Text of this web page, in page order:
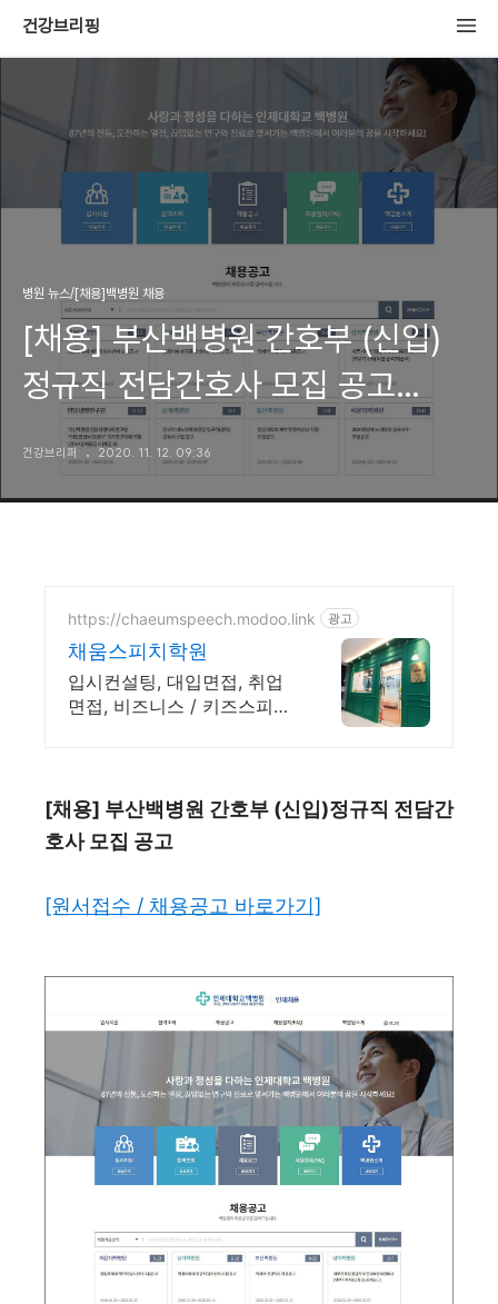
건강브리핑
병원 뉴스/[채용]백병원 채용
[채용] 부산백병원 간호부 (신입)
정규직 전담간호사 모집 공고
(원서접수 2020.11.6~11.19)
건강브리퍼 2020. 11. 12. 09:36
https://chaeumspeech.modoo.link 광고
채움스피치학원
입시컨설팅, 대입면접, 취업
면접, 비즈니스 / 키즈스피치
[채용] 부산백병원 간호부 (신입)정규직 전담간
호사 모집 공고
[원서접수 / 채용공고 바로가기]